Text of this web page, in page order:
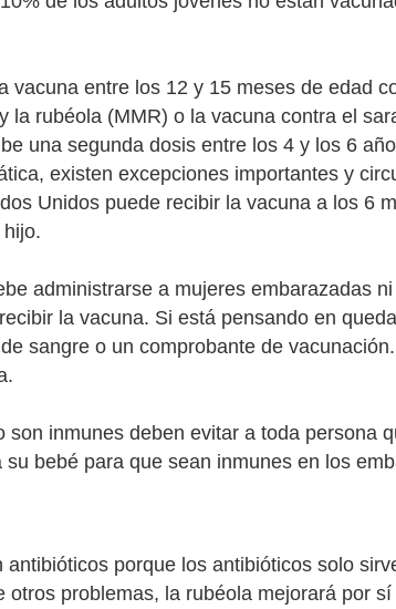
vacuna entre los 12 y 15 meses de edad
la rubéola (MMR) o la vacuna contra el
una segunda dosis entre los 4 y los 6
existen excepciones importantes y
Unidos puede recibir la vacuna a los 6
administrarse a mujeres embarazadas
la vacuna. Si está pensando en
sangre o un comprobante de
son inmunes deben evitar a toda persona
bebé para que sean inmunes en los
porque los antibióticos solo
otros problemas, la rubéola mejorará por